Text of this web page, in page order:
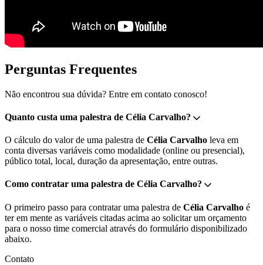
Perguntas Frequentes
Não encontrou sua dúvida? Entre em contato conosco!
Quanto custa uma palestra de Célia Carvalho?
O cálculo do valor de uma palestra de Célia Carvalho leva em
conta diversas variáveis como modalidade (online ou presencial),
público total, local, duração da apresentação, entre outras.
Como contratar uma palestra de Célia Carvalho?
O primeiro passo para contratar uma palestra de Célia Carvalho é
ter em mente as variáveis citadas acima ao solicitar um orçamento
para o nosso time comercial através do formulário disponibilizado
abaixo.
Contato